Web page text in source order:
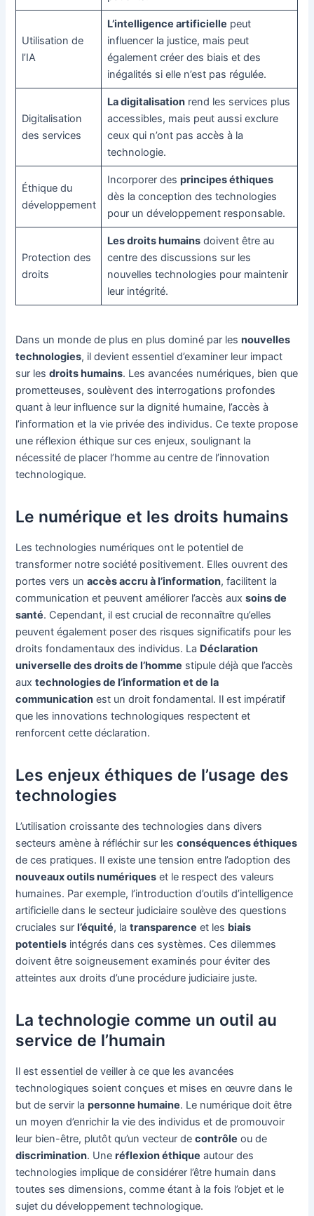
Utilisation de
l’IA
L’intelligence artificielle peut
influencer la justice, mais peut
également créer des biais et des
inégalités si elle n’est pas régulée.
Digitalisation
des services
La digitalisationrend les services plus
accessibles, mais peut aussi exclure
ceux qui n’ont pas accès à la
technologie.
Éthique du
développement
Incorporer des principes éthiques
dès la conception des technologies
pour un développement responsable.
Protection des
droits
Les droits humainsdoivent être au
centre des discussions sur les
nouvelles technologies pour maintenir
leur intégrité.
Dans un monde de plus en plus dominé par lesnouvelles
technologies, il devient essentiel d’examiner leur impact
sur lesdroits humains. Les avancées numériques, bien que
prometteuses, soulèvent des interrogations profondes
quant à leur influence sur la dignité humaine, l’accès à
l’information et la vie privée des individus. Ce texte propose
une réflexion éthique sur ces enjeux, soulignant la
nécessité de placer l’homme au centre de l’innovation
technologique.
Le numérique et les droits humains
Les technologies numériques ont le potentiel de
transformer notre société positivement. Elles ouvrent des
portes vers unaccès accru à l’information, facilitent la
communication et peuvent améliorer l’accès auxsoins de
santé. Cependant, il est crucial de reconnaître qu’elles
peuvent également poser des risques significatifs pour les
droits fondamentaux des individus. La Déclaration
universelle des droits de l’homme stipule déjà que l’accès
auxtechnologies de l’information et de la
communication est un droit fondamental. Il est impératif
que les innovations technologiques respectent et
renforcent cette déclaration.
Les enjeux éthiques de l’usage des
technologies
L’utilisation croissante des technologies dans divers
secteurs amène à réfléchir sur lesconséquences éthiques
de ces pratiques. Il existe une tension entre l’adoption des
nouveaux outils numériques et le respect des valeurs
humaines. Par exemple, l’introduction d’outils d’intelligence
artificielle dans le secteur judiciaire soulève des questions
cruciales surl’équité, latransparence et les biais
potentiels intégrés dans ces systèmes. Ces dilemmes
doivent être soigneusement examinés pour éviter des
atteintes aux droits d’une procédure judiciaire juste.
La technologie comme un outil au
service de l’humain
Il est essentiel de veiller à ce que les avancées
technologiques soient conçues et mises en œuvre dans le
but de servir lapersonne humaine. Le numérique doit être
un moyen d’enrichir la vie des individus et de promouvoir
leur bien-être, plutôt qu’un vecteur decontrôle ou de
discrimination. Uneréflexion éthique autour des
technologies implique de considérer l’être humain dans
toutes ses dimensions, comme étant à la fois l’objet et le
sujet du développement technologique.